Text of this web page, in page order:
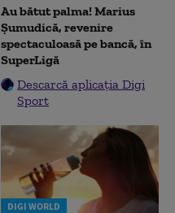
Au bătut palma! Marius
Șumudică, revenire
spectaculoasă pe bancă, în
SuperLigă
Descarcă aplicația Digi
Sport
DIGI WORLD